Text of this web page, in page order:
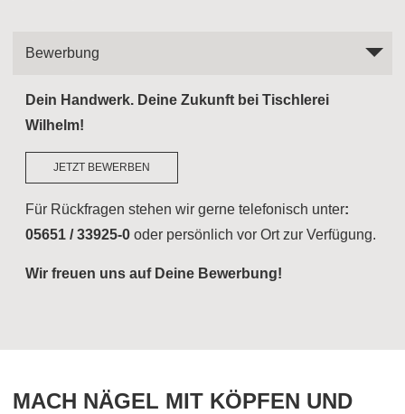
Bewerbung
Dein Handwerk. Deine Zukunft bei Tischlerei
Wilhelm!
JETZT BEWERBEN
Für Rückfragen stehen wir gerne telefonisch unter:
05651 / 33925-0 oder persönlich vor Ort zur Verfügung.
Wir freuen uns auf Deine Bewerbung!
MACH NÄGEL MIT KÖPFEN UND